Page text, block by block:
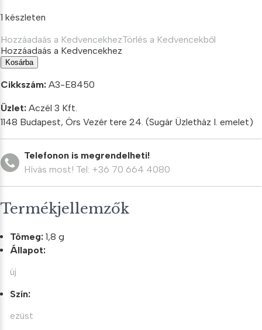
was:
10
700 Ft. 630 Ft.
1 készleten
Hozzáadaás a KedvencekhezTörlés a Kedvencekből
Hozzáadaás a Kedvencekhez
Új
ezüst
köves
fülbevaló
mennyiség
Kosárba
Cikkszám: A3-E8450
Üzlet: Aczél 3 Kft.
1148 Budapest, Örs Vezér tere 24. (Sugár Üzletház I. emelet)
Telefonon is megrendelheti!
Hívás most! Tel: +36 70 664 4080
Termékjellemzők
Tömeg: 1,8 g
Állapot:
új
Szín:
ezüst